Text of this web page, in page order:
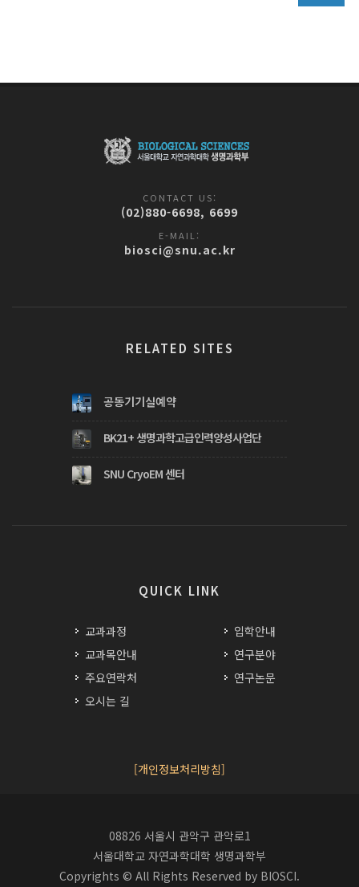
CONTACT US:
(02)880-6698, 6699
E-MAIL:
biosci@snu.ac.kr
RELATED SITES
공동기기실예약
BK21+ 생명과학고급인력양성사업단
SNU CryoEM 센터
QUICK LINK
교과과정
교과목안내
주요연락처
오시는 길
입학안내
연구분야
연구논문
[개인정보처리방침]
08826 서울시 관악구 관악로1
서울대학교 자연과학대학 생명과학부
Copyrights © All Rights Reserved by BIOSCI.